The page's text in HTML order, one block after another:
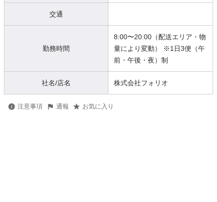
交通
勤務時間
8:00〜20:00（配送エリア・物
量により変動） ※1日3便（午
前・午後・夜）制
社名/店名 株式会社フォリオ
注意事項 通報 お気に入り